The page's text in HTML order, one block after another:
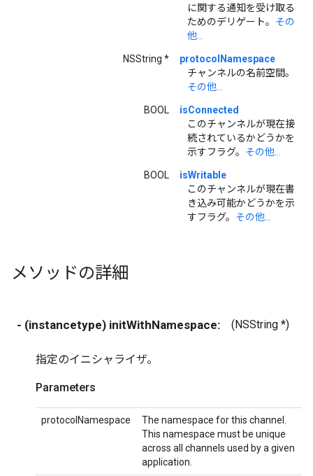
に関する通知を受け取る
ためのデリゲート。 その
他...
NSString *
protocolNamespace
チャンネルの名前空間。
その他...
BOOL
isConnected
このチャンネルが現在接
続されているかどうかを
示すフラグ。 その他...
BOOL
isWritable
このチャンネルが現在書
き込み可能かどうかを示
すフラグ。 その他...
メソッドの詳細
- (instancetype) initWithNamespace: (NSString *)
指定のイニシャライザ。
Parameters
protocolNamespace
The namespace for this channel.
This namespace must be unique
across all channels used by a given
application.